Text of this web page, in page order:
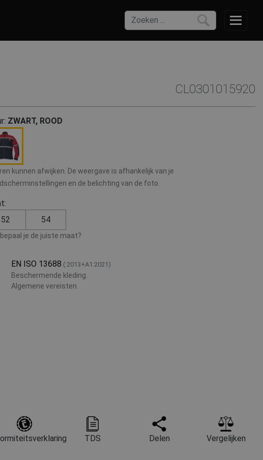
CL0301015920
ZWART, ROOD
kunnen afwijken. De weergave is afhankelijk van je
en de belichting van de foto.
52
54
bepaal je de juiste maat?
EN ISO 13688 (:2013+A1:2021)
Beschermende kleding.
Algemene vereisten.
TDS Delen Vergelijken